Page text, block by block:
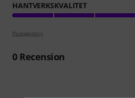
HANTVERKSKVALITET
Poängpolicy
0Recension